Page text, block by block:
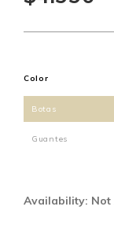
Color
Botas
Guantes
Availability: Not